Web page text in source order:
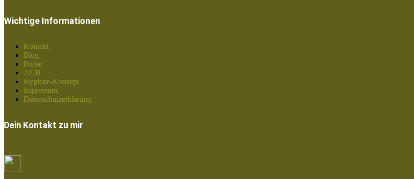
Wichtige Informationen
Kontakt
Blog
Preise
AGB
Hygiene-Konzept
Impressum
Datenschutzerklärung
Dein Kontakt zu mir